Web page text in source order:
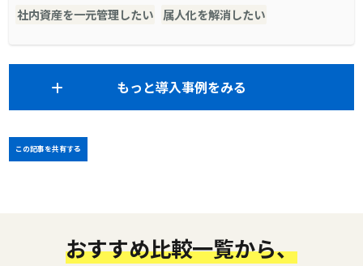
社内資産を一元管理したい
属人化を解消したい
もっと導入事例をみる
この記事を共有する
おすすめ比較一覧から、